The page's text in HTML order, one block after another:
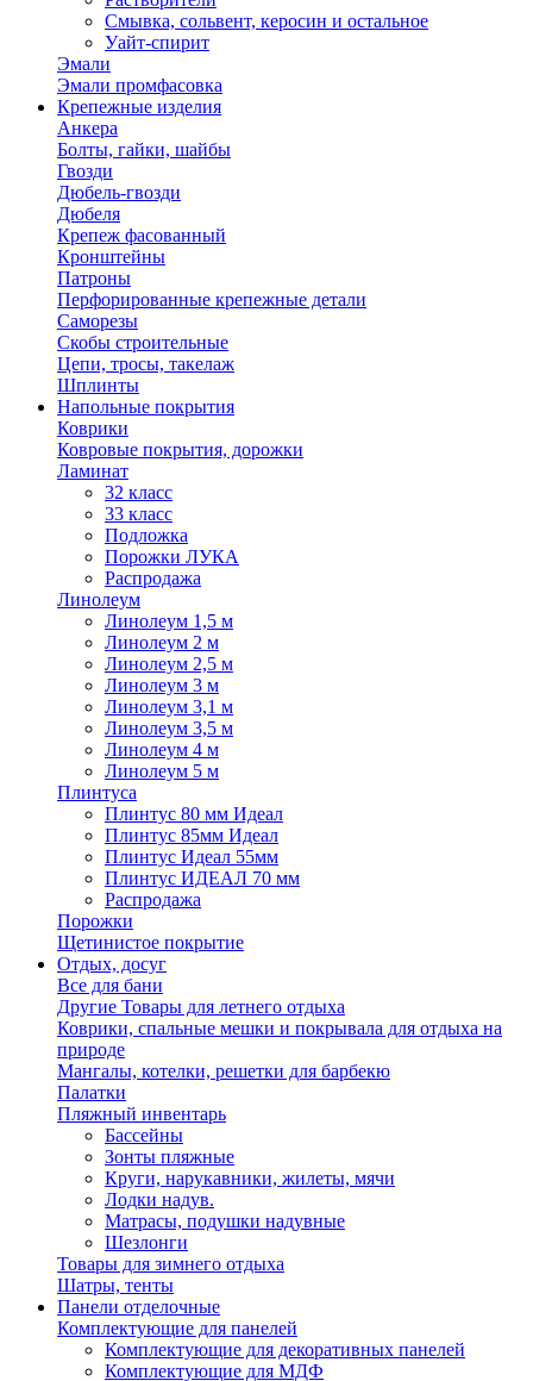
Смывка, сольвент, керосин и остальное
Уайт-спирит
Эмали
Эмали промфасовка
Крепежные изделия
Анкера
Болты, гайки, шайбы
Гвозди
Дюбель-гвозди
Дюбеля
Крепеж фасованный
Кронштейны
Патроны
Перфорированные крепежные детали
Саморезы
Скобы строительные
Цепи, тросы, такелаж
Шплинты
Напольные покрытия
Коврики
Ковровые покрытия, дорожки
Ламинат
32 класс
33 класс
Подложка
Порожки ЛУКА
Распродажа
Линолеум
Линолеум 1,5 м
Линолеум 2 м
Линолеум 2,5 м
Линолеум 3 м
Линолеум 3,1 м
Линолеум 3,5 м
Линолеум 4 м
Линолеум 5 м
Плинтуса
Плинтус 80 мм Идеал
Плинтус 85мм Идеал
Плинтус Идеал 55мм
Плинтус ИДЕАЛ 70 мм
Распродажа
Порожки
Щетинистое покрытие
Отдых, досуг
Все для бани
Другие Товары для летнего отдыха
Коврики, спальные мешки и покрывала для отдыха на
природе
Мангалы, котелки, решетки для барбекю
Палатки
Пляжный инвентарь
Бассейны
Зонты пляжные
Круги, нарукавники, жилеты, мячи
Лодки надув.
Матрасы, подушки надувные
Шезлонги
Товары для зимнего отдыха
Шатры, тенты
Панели отделочные
Комплектующие для панелей
Комплектующие для декоративных панелей
Комплектующие для МДФ